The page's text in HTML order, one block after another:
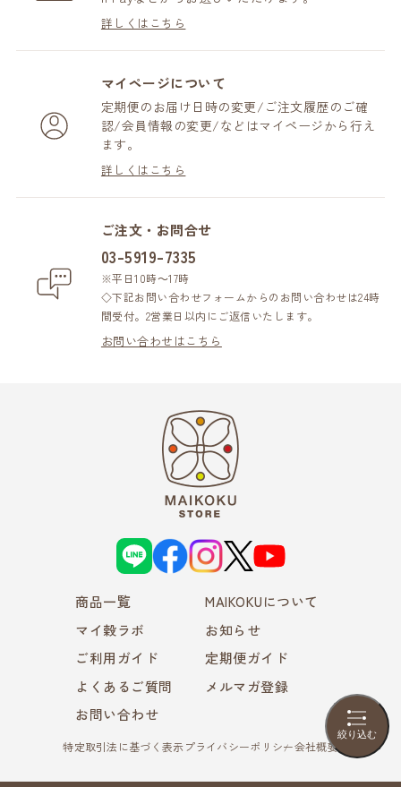
絞り込む
詳しくはこちら
マイページについて
定期便のお届け日時の変更/ご注文履歴のご確
認/会員情報の変更/などはマイページから行え
ます。
詳しくはこちら
ご注文・お問合せ
03-5919-7335
※平日10時～17時
◇下記お問い合わせフォームからのお問い合わせは24時
間受付。2営業日以内にご返信いたします。
お問い合わせはこちら
L
N
f
a
c
i
n
s
X
Y
o
u
u
e
商品一覧
MAIKOKUについて
マイ穀ラボ
お知らせ
ご利用ガイド
定期便ガイド
よくあるご質問
メルマガ登録
お問い合わせ
特定取引法に基づく表示プライバシーポリシー会社概要